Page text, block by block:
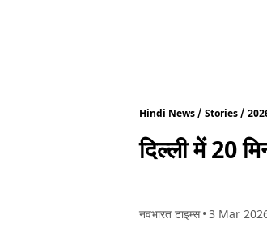
Hindi News Stories
दिल्ली में 20
नवभारत टाइम्स •3 Mar